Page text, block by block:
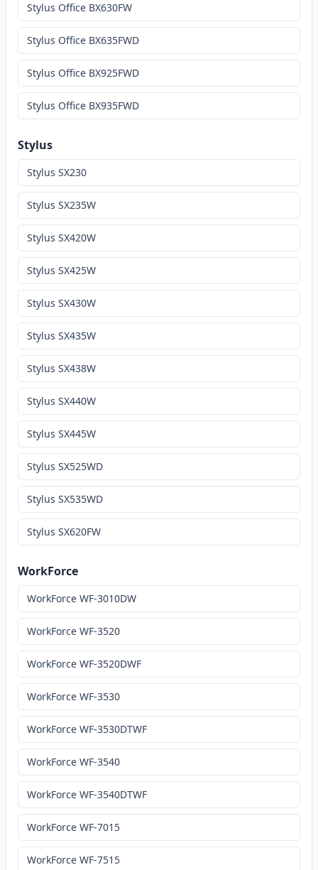
Stylus Office BX630FW
Stylus Office BX635FWD
Stylus Office BX925FWD
Stylus Office BX935FWD
Stylus
Stylus SX230
Stylus SX235W
Stylus SX420W
Stylus SX425W
Stylus SX430W
Stylus SX435W
Stylus SX438W
Stylus SX440W
Stylus SX445W
Stylus SX525WD
Stylus SX535WD
Stylus SX620FW
WorkForce
WorkForce WF-3010DW
WorkForce WF-3520
WorkForce WF-3520DWF
WorkForce WF-3530
WorkForce WF-3530DTWF
WorkForce WF-3540
WorkForce WF-3540DTWF
WorkForce WF-7015
WorkForce WF-7515